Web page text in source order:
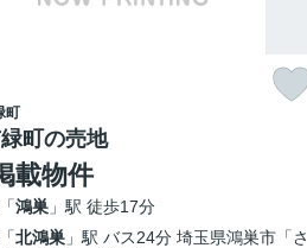
町
町の売地
載物件
鴻巣」駅 徒歩17分
北鴻巣」駅 バス24分 埼玉県鴻巣市「さ